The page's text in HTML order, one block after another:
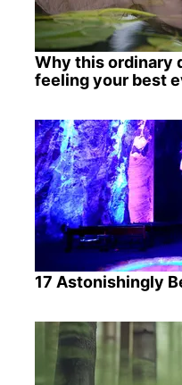
Why this ordinary
feeling your best
17 Astonishingly